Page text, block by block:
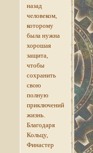
назад
человеком,
которому
была нужна
хорошая
защита,
чтобы
сохранить
свою
полную
приключений
жизнь.
Благодаря
Кольцу,
Финастер